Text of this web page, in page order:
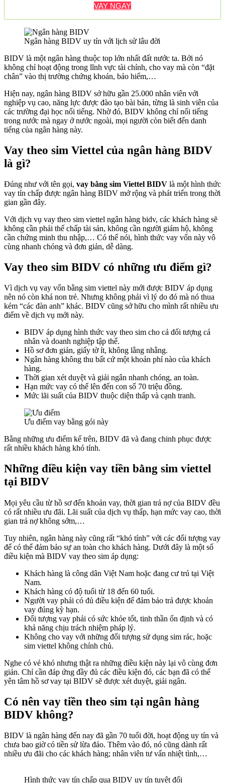
VAY NGAY
Ngân hàng BIDV uy tín với lịch sử lâu đời
BIDV là một ngân hàng thuộc top lớn nhất đất nước ta. Bởi nó
không chỉ hoạt động trong lĩnh vực tài chính, cho vay mà còn “đặt
chân” vào thị trường chứng khoán, bảo hiểm,…
Hiện nay, ngân hàng BIDV sở hữu gần 25.000 nhân viên với
nghiệp vụ cao, năng lực được đào tạo bài bản, từng là sinh viên của
các trường đại học nổi tiếng. Nhờ đó, BIDV không chỉ nổi tiếng
trong nước mà ngay ở nước ngoài, mọi người còn biết đến danh
tiếng của ngân hàng này.
Vay theo sim Viettel của ngân hàng BIDV
là gì?
Đúng như với tên gọi, vay bằng sim Viettel BIDV là một hình thức
vay tín chấp được ngân hàng BIDV mở rộng và phát triển trong thời
gian gần đây.
Với dịch vụ vay theo sim viettel ngân hàng bidv, các khách hàng sẽ
không cần phải thế chấp tài sản, không cần người giám hộ, không
cần chứng minh thu nhập,… Có thể nói, hình thức vay vốn này vô
cùng nhanh chóng và đơn giản, dễ dàng.
Vay theo sim BIDV có những ưu điểm gì?
Vì dịch vụ vay vốn bằng sim viettel này mới được BIDV áp dụng
nên nó còn khá non trẻ. Nhưng không phải vì lý do đó mà nó thua
kém “các đàn anh” khác. BIDV cũng sở hữu cho mình rất nhiều ưu
điểm về dịch vụ mới này.
BIDV áp dụng hình thức vay theo sim cho cả đối tượng cá
nhân và doanh nghiệp tập thể.
Hồ sơ đơn giản, giấy tờ ít, không lằng nhằng.
Ngân hàng không thu bất cứ một khoản phí nào của khách
hàng.
Thời gian xét duyệt và giải ngân nhanh chóng, an toàn.
Hạn mức vay có thể lên đến con số 70 triệu đồng.
Mức lãi suất của BIDV thuộc diện thấp và cạnh tranh.
Ưu điểm vay bằng gói này
Bằng những ưu điểm kể trên, BIDV đã và đang chinh phục được
rất nhiều khách hàng khó tính.
Những điều kiện vay tiền bằng sim viettel
tại BIDV
Mọi yêu cầu từ hồ sơ đến khoản vay, thời gian trả nợ của BIDV đều
có rất nhiều ưu đãi. Lãi suất của dịch vụ thấp, hạn mức vay cao, thời
gian trả nợ không sớm,…
Tuy nhiên, ngân hàng này cũng rất “khó tính” với các đối tượng vay
để có thể đảm bảo sự an toàn cho khách hàng. Dưới đây là một số
điều kiện mà BIDV vay theo sim áp dụng:
Khách hàng là công dân Việt Nam hoặc đang cư trú tại Việt
Nam.
Khách hàng có độ tuổi từ 18 đến 60 tuổi.
Người vay phải có đủ điều kiện để đảm bảo trả được khoản
vay đúng kỳ hạn.
Đối tượng vay phải có sức khỏe tốt, tinh thần ổn định và có
khả năng chịu trách nhiệm pháp lý.
Không cho vay với những đối tượng sử dụng sim rác, hoặc
sim viettel không chính chủ.
Nghe có vẻ khó nhưng thật ra những điều kiện này lại vô cùng đơn
giản. Chỉ cần đáp ứng đầy đủ các điều kiện đó, các bạn đã có thể
yên tâm hồ sơ vay tại BIDV sẽ được xét duyệt, giải ngân.
Có nên vay tiền theo sim tại ngân hàng
BIDV không?
BIDV là ngân hàng đến nay đã gần 70 tuổi đời, hoạt động uy tín và
chưa bao giờ có tiền sử lừa đảo. Thêm vào đó, nó cũng dành rất
nhiều ưu đãi cho các khách hàng; nhân viên tư vấn nhiệt tình,…
Hình thức vay tín chấp qua BIDV uy tín tuyệt đối